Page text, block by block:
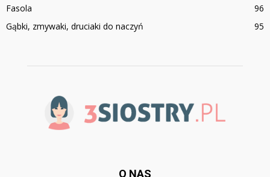
Fasola
96
Gąbki, zmywaki, druciaki do naczyń
95
O NAS